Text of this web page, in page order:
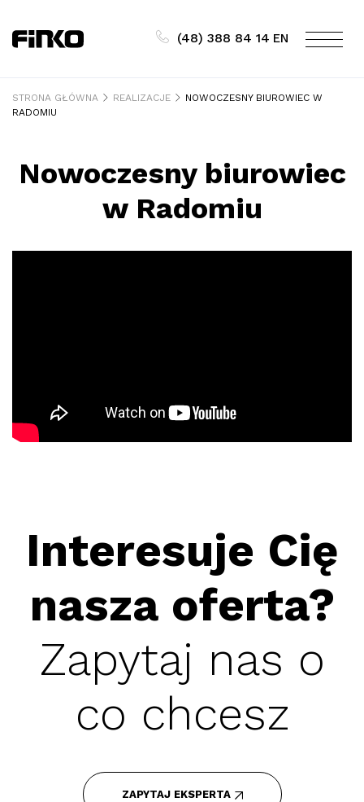
content
(48) 388 84 14 EN
STRONA GŁÓWNA REALIZACJE
NOWOCZESNY BIUROWIEC W
RADOMIU
Nowoczesny biurowiec
w Radomiu
Interesuje Cię
nasza oferta?
Zapytaj nas o
co chcesz
ZAPYTAJ EKSPERTA